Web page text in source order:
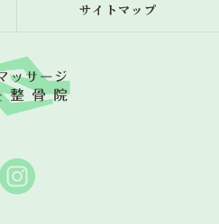
サイトマップ